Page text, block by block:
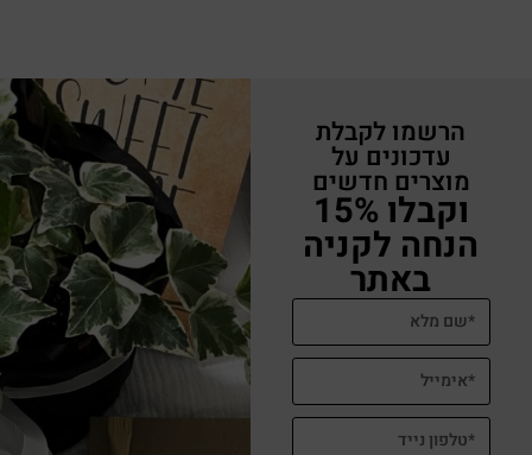
הרשמו לקבלת
עדכונים על
מוצרים חדשים
וקבלו 15%
הנחה לקניה
באתר